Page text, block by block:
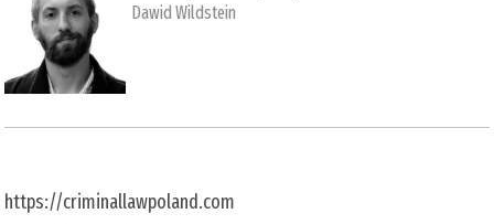
Dawid Wildstein
https://criminallawpoland.com